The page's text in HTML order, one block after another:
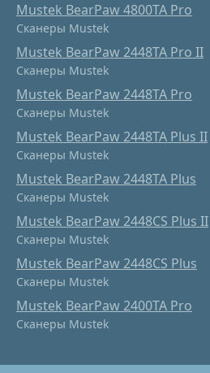
Mustek BearPaw 4800TA Pro
Сканеры Mustek
Mustek BearPaw 2448TA Pro II
Сканеры Mustek
Mustek BearPaw 2448TA Pro
Сканеры Mustek
Mustek BearPaw 2448TA Plus II
Сканеры Mustek
Mustek BearPaw 2448TA Plus
Сканеры Mustek
Mustek BearPaw 2448CS Plus II
Сканеры Mustek
Mustek BearPaw 2448CS Plus
Сканеры Mustek
Mustek BearPaw 2400TA Pro
Сканеры Mustek